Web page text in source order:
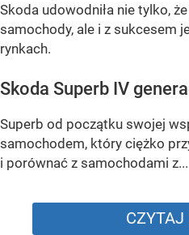
Skoda udowodniła nie tylko,
samochody, ale i z sukcesem
rynkach.
Skoda Superb IV
Superb od początku swojej
samochodem, który ciężko
i porównać z samochodami z...
CZYTAJ